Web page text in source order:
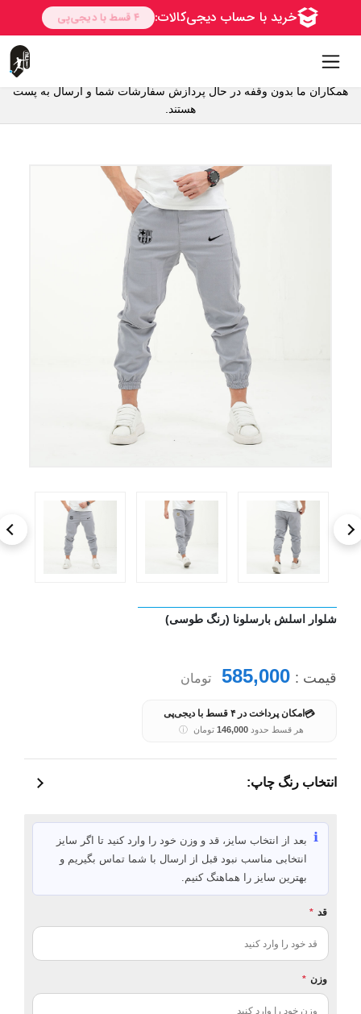
همکاران ما بدون وقفه در حال پردازش سفارشات شما و ارسال به پست
هستند.
شلوار اسلش بارسلونا (رنگ طوسی)
قیمت : 585,000 تومان
💳 امکان پرداخت در ۴ قسط با دیجی‌پی
هر قسط حدود146,000 تومان ⓘ
انتخاب رنگ چاپ:
ℹ️ بعد از انتخاب سایز، قد و وزن خود را وارد کنید تا اگر سایز
انتخابی مناسب نبود قبل از ارسال با شما تماس بگیریم و
بهترین سایز را هماهنگ کنیم.
قد *
وزن *